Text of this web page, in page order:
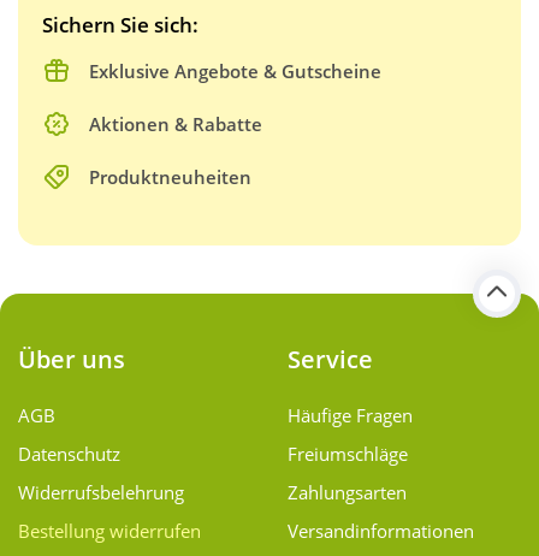
Sichern Sie sich:
Exklusive Angebote & Gutscheine
Aktionen & Rabatte
Produktneuheiten
Über uns
AGB
Datenschutz
Widerrufsbelehrung
Bestellung widerrufen
Service
Häufige Fragen
Freiumschläge
Zahlungsarten
Versand­informationen